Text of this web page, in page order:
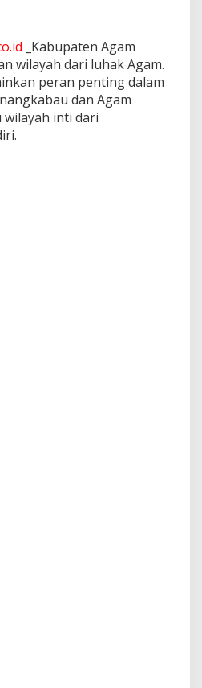
_Kabupaten Agam
wilayah dari luhak Agam.
peran penting dalam
dan Agam
inti dari